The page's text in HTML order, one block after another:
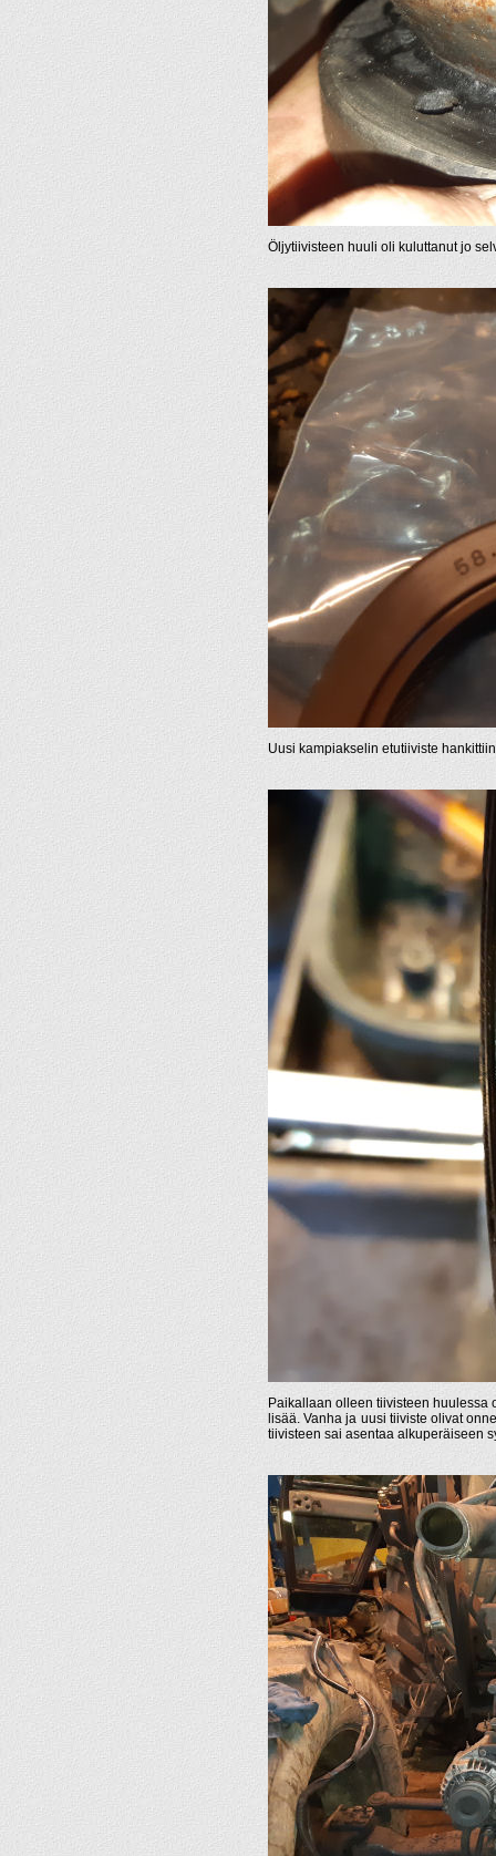
Öljytiivisteen huuli oli kuluttanut jo
Uusi kampiakselin etutiiviste
Paikallaan olleen tiivisteen huulessa
lisää. Vanha ja uusi tiiviste olivat
tiivisteen sai asentaa alkuperäiseen